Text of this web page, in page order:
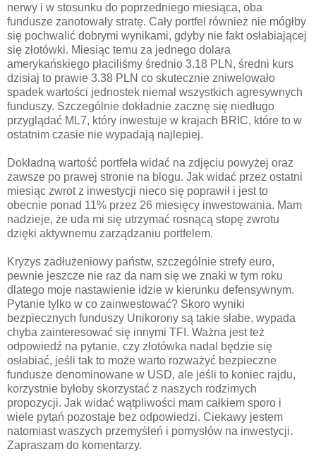
nerwy i w stosunku do poprzedniego miesiąca, oba
fundusze zanotowały stratę. Cały portfel również nie mógłby
się pochwalić dobrymi wynikami, gdyby nie fakt osłabiającej
się złotówki. Miesiąc temu za jednego dolara
amerykańskiego płaciliśmy średnio 3.18 PLN, średni kurs
dzisiaj to prawie 3.38 PLN co skutecznie zniwelowało
spadek wartości jednostek niemal wszystkich agresywnych
funduszy. Szczególnie dokładnie zacznę się niedługo
przyglądać ML7, który inwestuje w krajach BRIC, które to w
ostatnim czasie nie wypadają najlepiej.
Dokładną wartość portfela widać na zdjęciu powyżej oraz
zawsze po prawej stronie na blogu. Jak widać przez ostatni
miesiąc zwrot z inwestycji nieco się poprawił i jest to
obecnie ponad 11% przez 26 miesięcy inwestowania. Mam
nadzieje, że uda mi się utrzymać rosnącą stopę zwrotu
dzięki aktywnemu zarządzaniu portfelem.
Kryzys zadłużeniowy państw, szczególnie strefy euro,
pewnie jeszcze nie raz da nam się we znaki w tym roku
dlatego moje nastawienie idzie w kierunku defensywnym.
Pytanie tylko w co zainwestować? Skoro wyniki
bezpiecznych funduszy Unikorony są takie słabe, wypada
chyba zainteresować się innymi TFI. Ważna jest też
odpowiedź na pytanie, czy złotówka nadal będzie się
osłabiać, jeśli tak to może warto rozważyć bezpieczne
fundusze denominowane w USD, ale jeśli to koniec rajdu,
korzystnie byłoby skorzystać z naszych rodzimych
propozycji. Jak widać wątpliwości mam całkiem sporo i
wiele pytań pozostaje bez odpowiedzi. Ciekawy jestem
natomiast waszych przemyśleń i pomysłów na inwestycji.
Zapraszam do komentarzy.